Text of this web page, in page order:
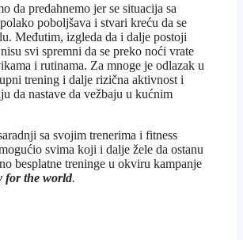
da predahnemo jer se situacija sa
poboljšava i stvari kreću da se
Međutim, izgleda da i dalje postoji
svi spremni da se preko noći vrate
i rutinama. Za mnoge je odlazak u
trening i dalje rizična aktivnost i
da nastave da vežbaju u kućnim
sa svojim trenerima i fitness
svima koji i dalje žele da ostanu
besplatne treninge u okviru kampanje
for the world.